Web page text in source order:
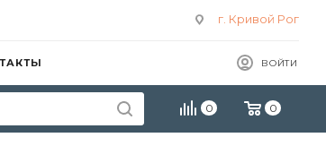
г. Кривой Рог
ВОЙТИ
0 0